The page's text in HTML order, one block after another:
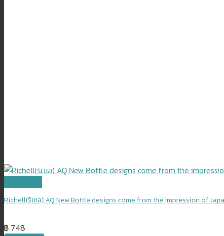
Richell(ริเชล) AQ New Bottle designs come from the impression of
฿ 748